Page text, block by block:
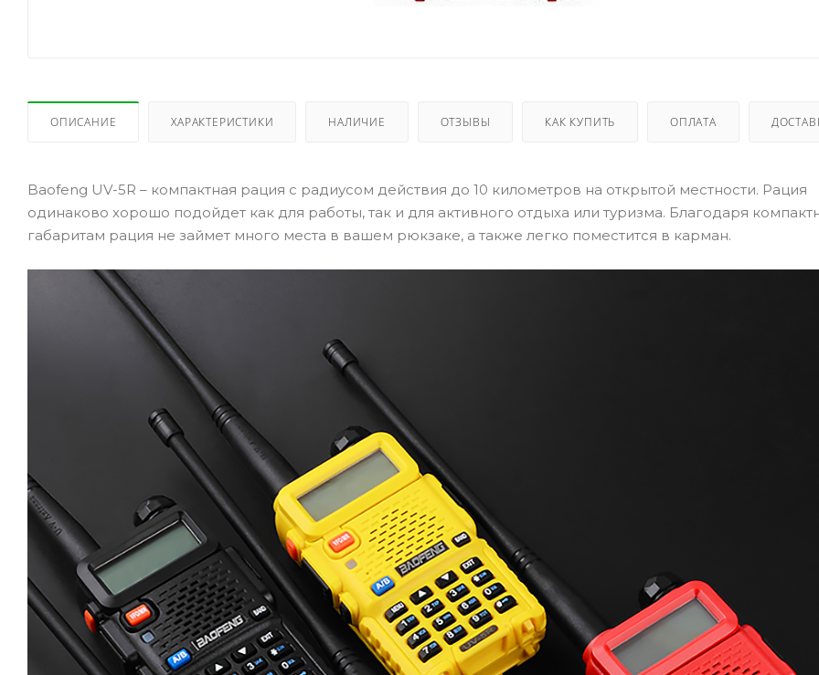
ОПИСАНИЕ ХАРАКТЕРИСТИКИ НАЛИЧИЕ ОТЗЫВЫ КАК КУПИТЬ ОПЛАТА
Baofeng UV-5R – компактная рация с радиусом действия до 10 километров на открытой местности. Рация
одинаково хорошо подойдет как для работы, так и для активного отдыха или туризма. Благодаря
габаритам рация не займет много места в вашем рюкзаке, а также легко поместится в карман.